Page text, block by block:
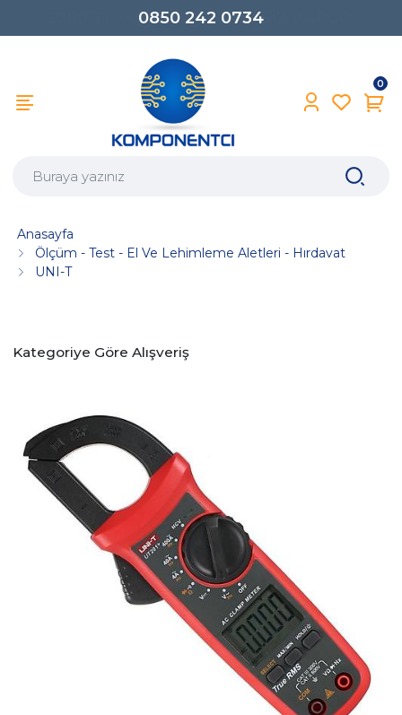
0850 242 0734
0
Anasayfa
Ölçüm - Test - El Ve Lehimleme Aletleri - Hırdavat
UNI-T
Kategoriye Göre Alışveriş